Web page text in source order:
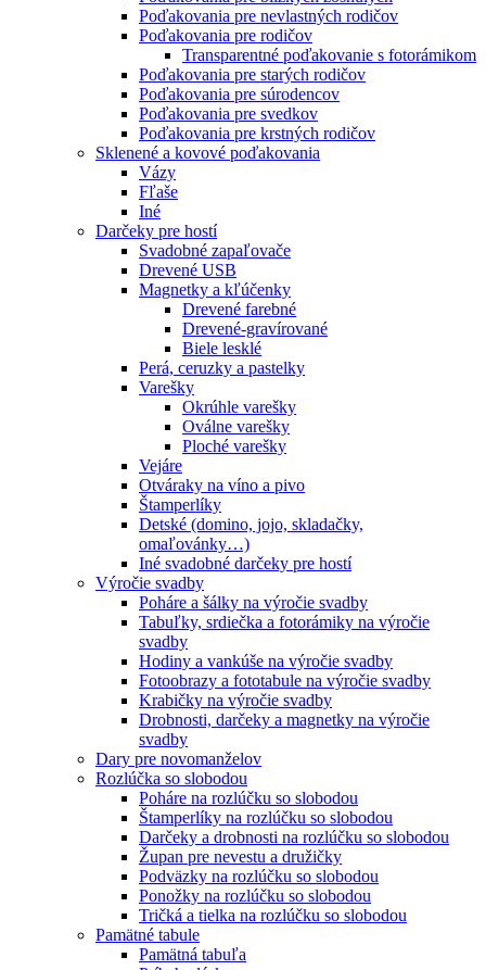
Poďakovania pre nevlastných rodičov
Poďakovania pre rodičov
Transparentné poďakovanie s fotorámikom
Poďakovania pre starých rodičov
Poďakovania pre súrodencov
Poďakovania pre svedkov
Poďakovania pre krstných rodičov
Sklenené a kovové poďakovania
Vázy
Fľaše
Iné
Darčeky pre hostí
Svadobné zapaľovače
Drevené USB
Magnetky a kľúčenky
Drevené farebné
Drevené-gravírované
Biele lesklé
Perá, ceruzky a pastelky
Varešky
Okrúhle varešky
Oválne varešky
Ploché varešky
Vejáre
Otváraky na víno a pivo
Štamperlíky
Detské (domino, jojo, skladačky,
omaľovánky…)
Iné svadobné darčeky pre hostí
Výročie svadby
Poháre a šálky na výročie svadby
Tabuľky, srdiečka a fotorámiky na výročie
svadby
Hodiny a vankúše na výročie svadby
Fotoobrazy a fototabule na výročie svadby
Krabičky na výročie svadby
Drobnosti, darčeky a magnetky na výročie
svadby
Dary pre novomanželov
Rozlúčka so slobodou
Poháre na rozlúčku so slobodou
Štamperlíky na rozlúčku so slobodou
Darčeky a drobnosti na rozlúčku so slobodou
Župan pre nevestu a družičky
Podväzky na rozlúčku so slobodou
Ponožky na rozlúčku so slobodou
Tričká a tielka na rozlúčku so slobodou
Pamätné tabule
Pamätná tabuľa